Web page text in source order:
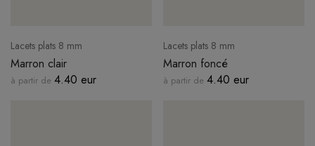
ESPACE PRO
LACE'TER
Lacets plats 8 mm
Marron clair
à partir de 4.40 eur
Lacets plats 8 mm
Marron foncé
à partir de 4.40 eur